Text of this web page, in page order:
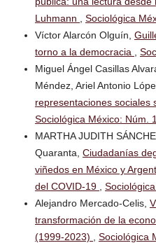
Luhmann
Sociológica
Víctor Alarcón Olguín,
torno a la democracia
Miguel Ángel Casillas
Méndez, Ariel Antonio
representaciones sociales
Sociológica México: Núm.
MARTHA JUDITH
Quaranta, Ciudadanías
viñedos en México y
del COVID-19
Alejandro Mercado-Celis,
transformación de la
(1999-2023)
Sociológica